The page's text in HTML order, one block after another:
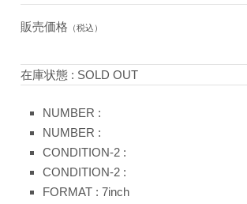
販売価格 （税込）
在庫状態 : SOLD OUT
NUMBER :
NUMBER :
CONDITION-2 :
CONDITION-2 :
FORMAT : 7inch